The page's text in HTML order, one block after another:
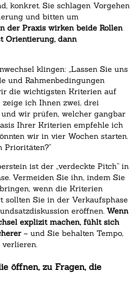
konkret. Sie schlagen Vorgehen
und bitten um
der Praxis wirken beide Rollen
Orientierung, dann
klingen: „Lassen Sie uns
und Rahmenbedingungen
die wichtigsten Kriterien auf
zeige ich Ihnen zwei, drei
und wir prüfen, welcher gangbar
Ihrer Kriterien empfehle ich
wir in vier Wochen starten.
Prioritäten?“
ist der „verdeckte Pitch“ in
Vermeiden Sie ihn, indem Sie
wenn die Kriterien
sollten Sie in der Verkaufsphase
eröffnen. Wenn
explizit machen, fühlt sich
– und Sie behalten Tempo,
verlieren.
öffnen, zu Fragen, die